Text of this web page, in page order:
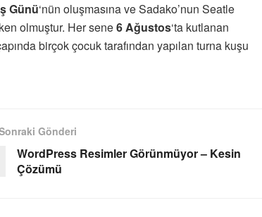
Günü‘nün oluşmasına ve Sadako’nun Seatle
olmuştur. Her sene6 Ağustos‘ta kutlanan
birçok çocuk tarafından yapılan turna kuşu
Gönderi
WordPress Resimler Görünmüyor – Kesin
Çözümü